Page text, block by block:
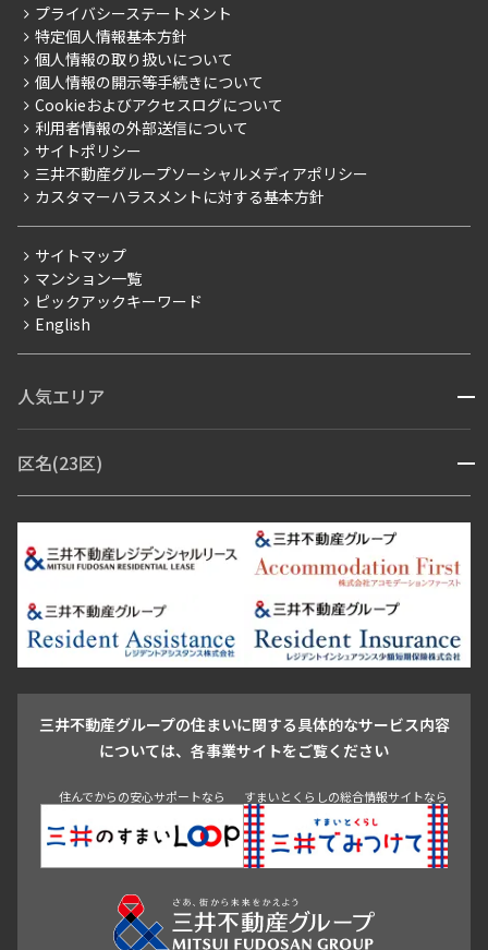
こだわりから探す
こだわり一覧
プレミアムマンション
新築
当社限定（港区・渋谷区）
当社限定（港区・渋谷区以外）
三井不動産企画
賃料改定
フリーレント
ペット可
ブランドマンション
ご入居・提携サービス
お部屋探しからご契約まで
よくあるご質問
社宅紹介
【仲介会社様向け】当社仲介事業部取り扱い物件入居申込
会社情報
事業案内
採用情報
ニュースリリース
お問い合わせ
プライバシーステートメント
特定個人情報基本方針
個人情報の取り扱いについて
個人情報の開示等手続きについて
Cookieおよびアクセスログについて
利用者情報の外部送信について
サイトポリシー
三井不動産グループソーシャルメディアポリシー
カスタマーハラスメントに対する基本方針
サイトマップ
マンション一覧
ピックアックキーワード
English
人気エリア 開閉
青山・表参道・原宿
市ヶ谷・神楽坂・飯田橋
三田・芝・浜松町
芝浦・汐留・品川
月島・勝どき・豊洲
本郷・春日・小石川
目白・高田馬場・早稲田
池尻大橋・三軒茶屋
祐天寺・学芸大学・自由が丘
駒沢・用賀・二子玉川
成城・砧
池袋・板橋・王子
青山 渋谷 東京・大手町 新宿 品川
目黒・中目黒
区名(23区) 開閉
江東区 台東区 墨田区
中野区
豊島区
杉並区 板橋区 練馬区 荒川区
足立区
葛飾区
江戸川区
三井不動産グループの住まいに関する具体的なサービス内容
については、各事業サイトをご覧ください
住んでからの安心サポートなら すまいとくらしの総合情報サイトなら